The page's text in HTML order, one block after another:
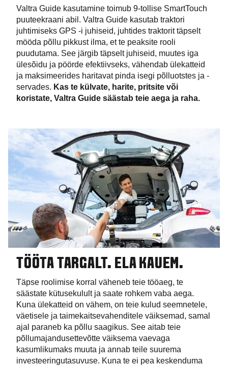
Valtra Guide kasutamine toimub 9-tollise SmartTouch
puuteekraani abil. Valtra Guide kasutab traktori
juhtimiseks GPS -i juhiseid, juhtides traktorit täpselt
mööda põllu pikkust ilma, et te peaksite rooli
puudutama. See järgib täpselt juhiseid, muutes iga
ülesõidu ja pöörde efektiivseks, vähendab ülekatteid
ja maksimeerides haritavat pinda isegi põlluotstes ja -
servades. Kas te külvate, harite, pritsite või
koristate, Valtra Guide säästab teie aega ja raha.
TÖÖTA TARGALT. ELA KAUEM.
Täpse roolimise korral väheneb teie tööaeg, te
säästate kütusekulult ja saate rohkem vaba aega.
Kuna ülekatteid on vähem, on teie kulud seemnetele,
väetisele ja taimekaitsevahenditele väiksemad, samal
ajal paraneb ka põllu saagikus. See aitab teie
põllumajandusettevõtte väiksema vaevaga
kasumlikumaks muuta ja annab teile suurema
investeeringutasuvuse. Kuna te ei pea keskenduma